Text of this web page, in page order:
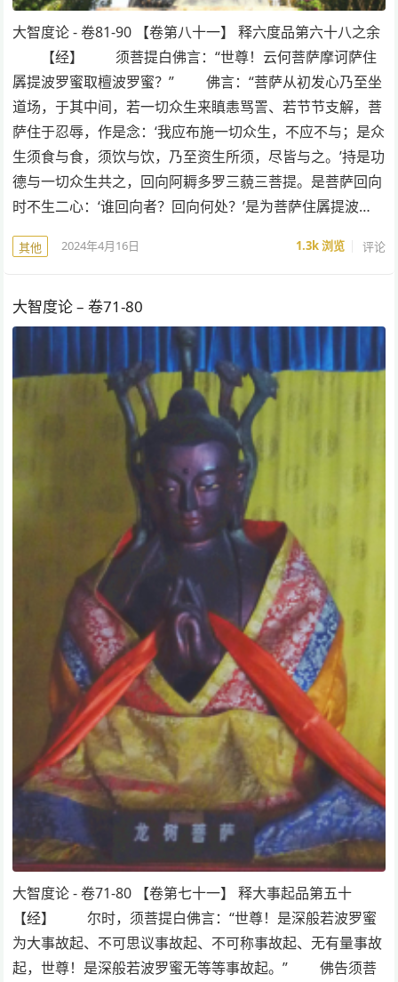
大智度论 - 卷81-90 【卷第八十一】 释六度品第六十八之余
【经】 须菩提白佛言：“世尊！云何菩萨摩诃萨住
羼提波罗蜜取檀波罗蜜？” 佛言：“菩萨从初发心乃至坐
道场，于其中间，若一切众生来瞋恚骂詈、若节节支解，菩
萨住于忍辱，作是念：‘我应布施一切众生，不应不与；是众
生须食与食，须饮与饮，乃至资生所须，尽皆与之。’持是功
德与一切众生共之，回向阿耨多罗三藐三菩提。是菩萨回向
时不生二心：‘谁回向者？回向何处？’是为菩萨住羼提波…
其他 2024年4月16日 1.3k浏览 评论
大智度论 – 卷71-80
大智度论 - 卷71-80 【卷第七十一】 释大事起品第五十
【经】 尔时，须菩提白佛言：“世尊！是深般若波罗蜜
为大事故起、不可思议事故起、不可称事故起、无有量事故
起，世尊！是深般若波罗蜜无等等事故起。” 佛告须菩